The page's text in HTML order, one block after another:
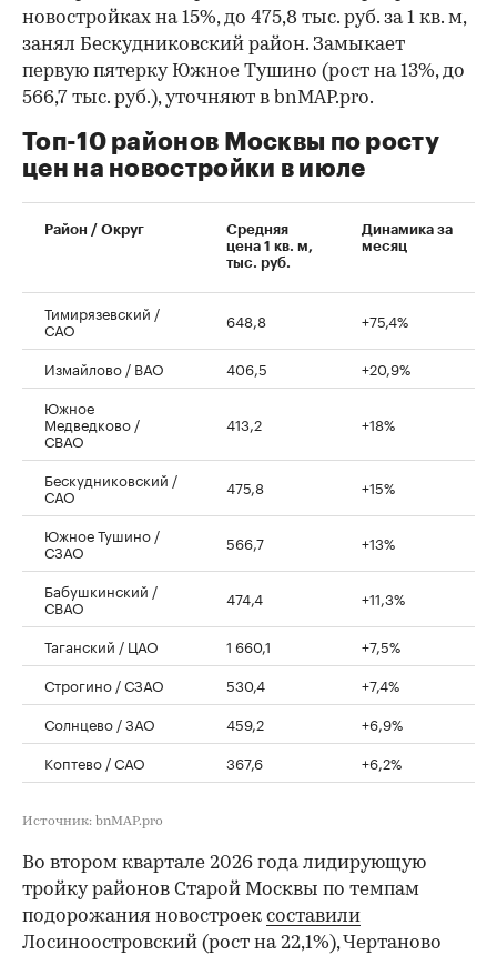
00:00 / 00:00
новостройках на 15%, до 475,8 тыс. руб. за 1 кв. м,
занял Бескудниковский район. Замыкает
первую пятерку Южное Тушино (рост на 13%, до
566,7 тыс. руб.), уточняют в bnMAP.pro.
Топ-10 районов Москвы по росту
цен на новостройки в июле
Район / Округ
Средняя
цена 1 кв. м,
тыс. руб.
Динамика за
месяц
Тимирязевский /
САО 648,8 +75,4%
Измайлово / ВАО 406,5
+20,9%
Южное
Медведково /
СВАО
413,2 +18%
Бескудниковский /
САО 475,8 +15%
Южное Тушино /
СЗАО 566,7 +13%
Бабушкинский /
СВАО 474,4 +11,3%
Таганский / ЦАО 1 660,1
+7,5%
Строгино / СЗАО
530,4
+7,4%
Солнцево / ЗАО
459,2
+6,9%
Коптево / САО
367,6 +6,2%
Источник: bnMAP.pro
Во втором квартале 2026 года лидирующую
тройку районов Старой Москвы по темпам
подорожания новостроек составили
Лосиноостровский (рост на 22,1%), Чертаново